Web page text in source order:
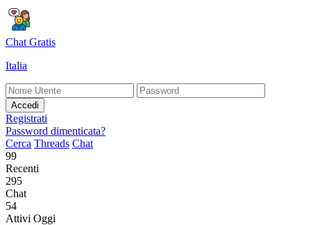
Chat Gratis
Italia
Accedi
Registrati
Password dimenticata?
Cerca Threads Chat
99
Recenti
295
Chat
54
Attivi Oggi